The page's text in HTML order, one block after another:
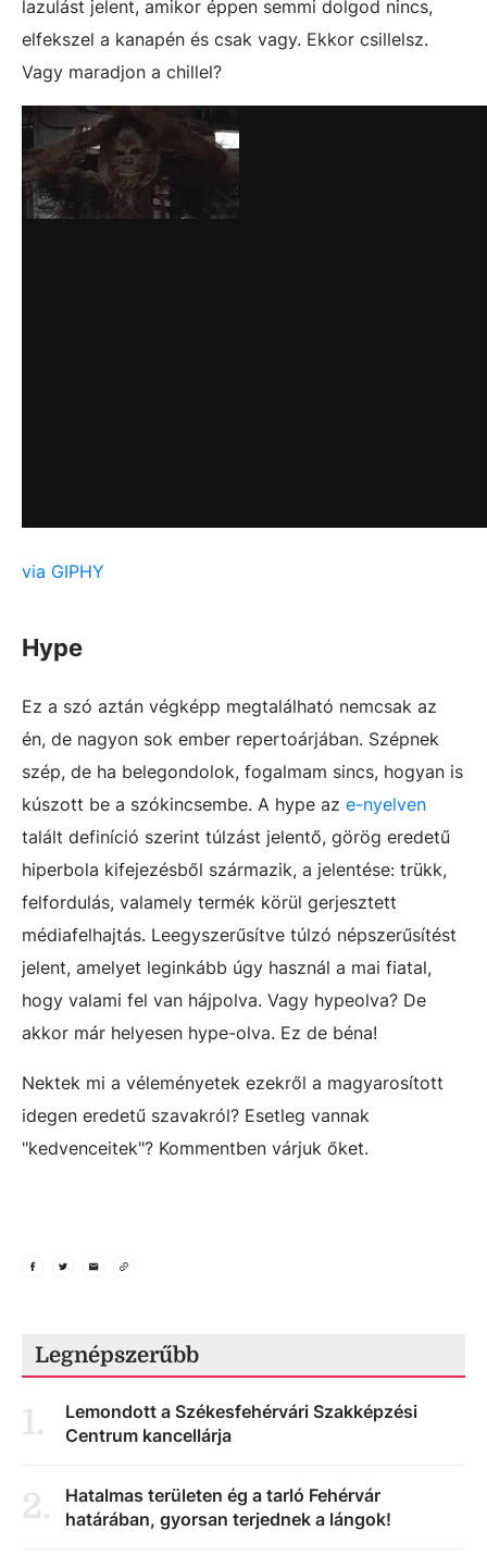
lazulást jelent, amikor éppen semmi dolgod nincs,
elfekszel a kanapén és csak vagy. Ekkor csillelsz.
Vagy maradjon a chillel?
via GIPHY
Hype
Ez a szó aztán végképp megtalálható nemcsak az
én, de nagyon sok ember repertoárjában. Szépnek
szép, de ha belegondolok, fogalmam sincs, hogyan is
kúszott be a szókincsembe. A hype az e-nyelven
talált definíció szerint túlzást jelentő, görög eredetű
hiperbola kifejezésből származik, a jelentése: trükk,
felfordulás, valamely termék körül gerjesztett
médiafelhajtás. Leegyszerűsítve túlzó népszerűsítést
jelent, amelyet leginkább úgy használ a mai fiatal,
hogy valami fel van hájpolva. Vagy hypeolva? De
akkor már helyesen hype-olva. Ez de béna!
Nektek mi a véleményetek ezekről a magyarosított
idegen eredetű szavakról? Esetleg vannak
"kedvenceitek"? Kommentben várjuk őket.
Legnépszerűbb
1.
Lemondott a Székesfehérvári Szakképzési
Centrum kancellárja
2.
Hatalmas területen ég a tarló Fehérvár
határában, gyorsan terjednek a lángok!